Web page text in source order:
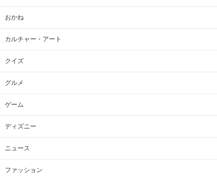
おかね
カルチャー・アート
クイズ
グルメ
ゲーム
ディズニー
ニュース
ファッション